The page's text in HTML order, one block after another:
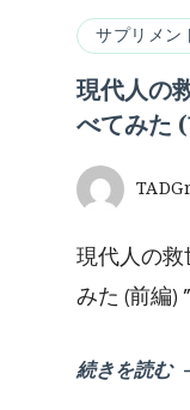
サプリメン
現代人の
べてみた
現代人の救
みた (前編)
続きを読む